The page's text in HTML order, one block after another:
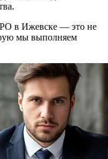
в Ижевске — это не
мы выполняем